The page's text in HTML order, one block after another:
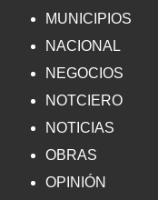
MUNICIPIOS
NACIONAL
NEGOCIOS
NOTCIERO
NOTICIAS
OBRAS
OPINIÓN